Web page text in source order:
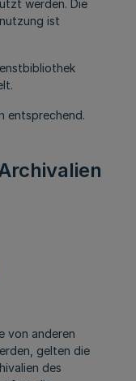
werden. Die
ist
entsprechend.
von anderen
gelten die
des